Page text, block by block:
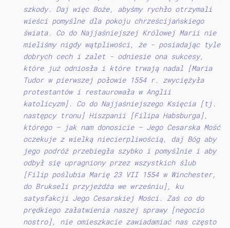
szkody. Daj więc Boże, abyśmy rychło otrzymali
wieści pomyślne dla pokoju chrześcijańskiego
świata. Co do Najjaśniejszej Królowej Marii nie
mieliśmy nigdy wątpliwości, że - posiadając tyle
dobrych cech i zalet - odniesie ona sukcesy,
które już odniosła i które trwają nadal [Maria
Tudor w pierwszej połowie 1554 r. zwyciężyła
protestantów i restaurowała w Anglii
katolicyzm]. Co do Najjaśniejszego Księcia [tj.
następcy tronu] Hiszpanii [Filipa Habsburga],
którego — jak nam donosicie — Jego Cesarska Mość
oczekuje z wielką niecierpliwością, daj Bóg aby
jego podróż przebiegła szybko i pomyślnie i aby
odbył się upragniony przez wszystkich ślub
[Filip poślubia Marię 23 VII 1554 w Winchester,
do Brukseli przyjeżdża we wrześniu], ku
satysfakcji Jego Cesarskiej Mości. Zaś co do
prędkiego załatwienia naszej sprawy [negocio
nostro], nie omieszkacie zawiadamiać nas często